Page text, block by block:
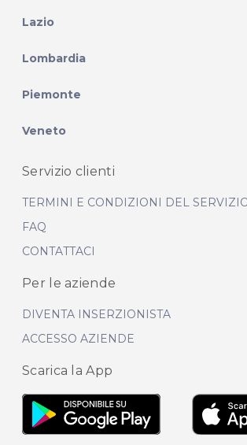
Lazio
Lombardia
Piemonte
Veneto
Servizio clienti
TERMINI E CONDIZIONI DEL
FAQ
CONTATTACI
Per le aziende
DIVENTA INSERZIONISTA
ACCESSO AZIENDE
Scarica la App